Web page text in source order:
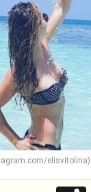
elisvitolina)